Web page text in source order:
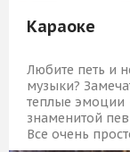
Караоке
Любите петь и
музыки?
теплые эмоции
знаменитой
Все очень